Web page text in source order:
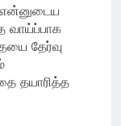
என்னுடைய
வாய்ப்பாக
தேர்வு
தயாரித்த